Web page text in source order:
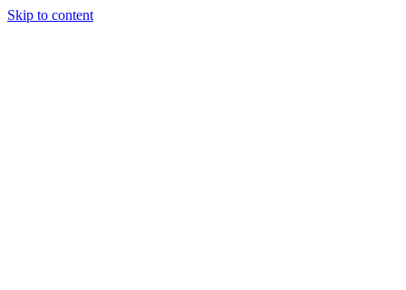
Skip to content